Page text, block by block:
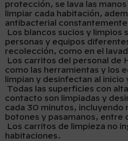
protección, se lava las
limpiar cada habitación,
antibacterial
Los blancos sucios y limpios
personas y equipos
recolección, como en el
Los carritos del personal de
como las herramientas y los
limpian y desinfectan al
Todas las superficies con
contacto son limpiadas y
cada 30 minutos, incluyendo
botones y pasamanos, entre
Los carritos de limpieza no
habitaciones.